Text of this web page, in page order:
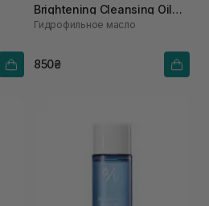
Brightening Cleansing Oil
200 мл
Гидрофильное масло
850₴